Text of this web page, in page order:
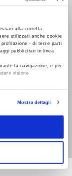
alla corretta
utilizzati anche cookie
- di terze parti
pubblicitari in linea
la navigazione, e per
visione
RevocaMostra dettagli
e il monaco
del tempo e
prospettive
Il
scientifico-
di ricerca
pareli o Falsi
discussione
Mostrano
comunicazione